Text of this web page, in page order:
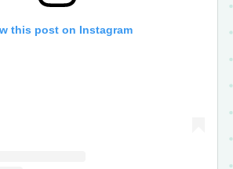
this post on Instagram